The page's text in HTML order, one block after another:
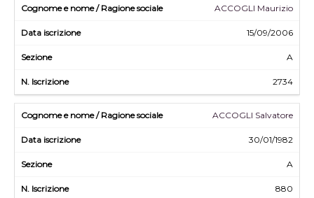
ACCOGLI Maurizio
15/09/2006
A
2734
ACCOGLI Salvatore
30/01/1982
A
880